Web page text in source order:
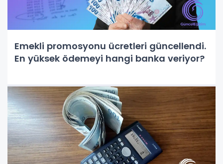
Emekli promosyonu ücretleri güncellendi.
En yüksek ödemeyi hangi banka veriyor?